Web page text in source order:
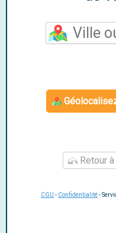
Retour
CGU - Confidentialité-